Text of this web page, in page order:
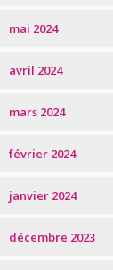
mai 2024
avril 2024
mars 2024
février 2024
janvier 2024
décembre 2023